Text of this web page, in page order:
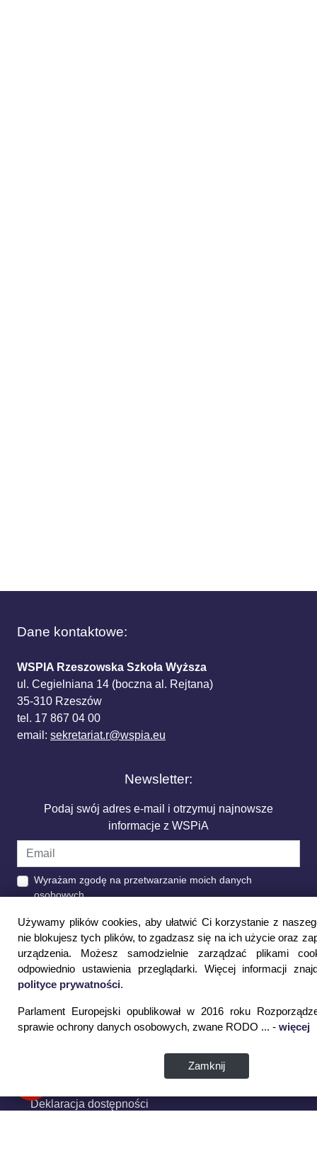
Używamy plików cookies, aby ułatwić Ci korzystanie z
nie blokujesz tych plików, to zgadzasz się na ich użycie oraz
urządzenia. Możesz samodzielnie zarządzać plikami
odpowiednio ustawienia przeglądarki. Więcej informacji
polityce prywatności.
Parlament Europejski opublikował w 2016 roku
sprawie ochrony danych osobowych, zwane RODO ... - więcej
Zamknij
Dane kontaktowe:
WSPIA Rzeszowska Szkoła Wyższa
ul. Cegielniana 14 (boczna al. Rejtana)
35-310 Rzeszów
tel. 17 867 04 00
email: sekretariat.r@wspia.eu
Newsletter:
Podaj swój adres e-mail i otrzymuj najnowsze
informacje z WSPiA
Wyrażam zgodę na przetwarzanie moich danych
osobowych
ZAPISZ SIĘ
Strona Główna
Wirtualna uczelnia
Poczta
Deklaracja dostępności